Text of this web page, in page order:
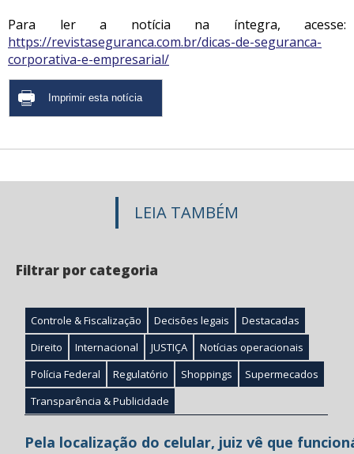
Para ler a notícia na íntegra, acesse:
https://revistaseguranca.com.br/dicas-de-seguranca-
corporativa-e-empresarial/
LEIA TAMBÉM
Filtrar por categoria
Controle & Fiscalização Decisões legais
Destacadas
Direito
Internacional JUSTIÇA
Notícias operacionais
Polícia Federal
Regulatório Shoppings
Supermecados
Transparência & Publicidade
Pela localização do celular, juiz vê que